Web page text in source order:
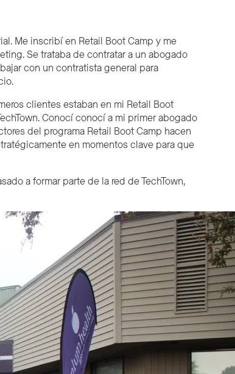
Me inscribí en Retail BootCamp y me
Se trataba de contratar a un abogado
con un contratista general para
clientes estaban en mi Retail Boot
Conocíconocí a mi primer abogado
del programa Retail Boot Camp hacen
en momentos clave para que
a formar parte de la red de TechTown,